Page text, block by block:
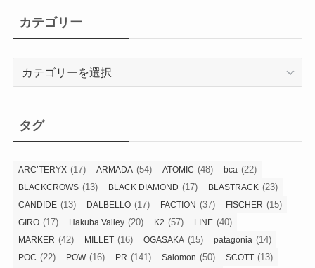
カテゴリー
ー
タグ
ARC’TERYX (17) ARMADA (54) ATOMIC (48) bca (22)
BLACKCROWS (13) BLACK DIAMOND (17) BLASTRACK (23)
CANDIDE (13) DALBELLO (17) FACTION (37) FISCHER (15)
GIRO (17) Hakuba Valley (20) K2 (57) LINE (40)
MARKER (42) MILLET (16) OGASAKA (15) patagonia (14)
POC (22) POW(16) PR (141) Salomon (50) SCOTT (13)